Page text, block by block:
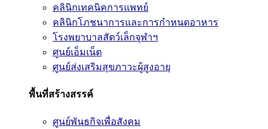
คลินิกเทคนิคการแพทย์
คลินิกโภชนาการและการกำหนดอาหาร
โรงพยาบาลสัตว์เล็กจุฬาฯ
ศูนย์เอ็มเน็ต
ศูนย์ส่งเสริมสุขภาวะผู้สูงอายุ
พื้นที่สร้างสรรค์
ศูนย์พันธกิจเพื่อสังคม